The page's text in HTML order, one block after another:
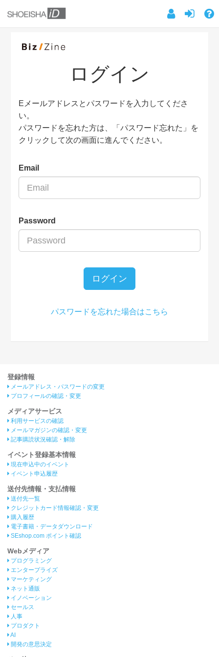
ログイン
Eメールアドレスとパスワードを入力してくださ
い。
パスワードを忘れた方は、「パスワード忘れた」を
クリックして次の画面に進んでください。
Email
Password
ログイン
パスワードを忘れた場合はこちら
登録情報
メールアドレス・パスワードの変更
プロフィールの確認・変更
メディアサービス
利用サービスの確認
メールマガジンの確認・変更
記事購読状況確認・解除
イベント登録基本情報
現在申込中のイベント
イベント申込履歴
送付先情報・支払情報
送付先一覧
クレジットカード情報確認・変更
購入履歴
電子書籍・データダウンロード
SEshop.com ポイント確認
Webメディア
プログラミング
エンタープライズ
マーケティング
ネット通販
イノベーション
セールス
人事
プロダクト
AI
開発の意思決定